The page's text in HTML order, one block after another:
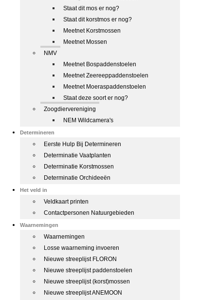
Staat dit mos er nog?
Staat dit korstmos er nog?
Meetnet Korstmossen
Meetnet Mossen
NMV
Meetnet Bospaddenstoelen
Meetnet Zeereeppaddenstoelen
Meetnet Moeraspaddenstoelen
Staat deze soort er nog?
Zoogdiervereniging
NEM Wildcamera's
Determineren
Eerste Hulp Bij Determineren
Determinatie Vaatplanten
Determinatie Korstmossen
Determinatie Orchideeën
Het veld in
Veldkaart printen
Contactpersonen Natuurgebieden
Waarnemingen
Waarnemingen
Losse waarneming invoeren
Nieuwe streeplijst FLORON
Nieuwe streeplijst paddenstoelen
Nieuwe streeplijst (korst)mossen
Nieuwe streeplijst ANEMOON